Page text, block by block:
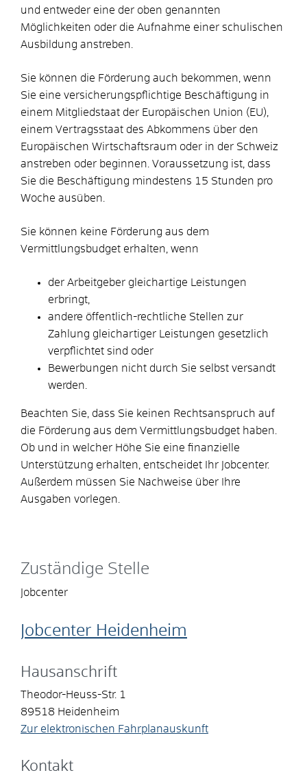
und entweder eine der oben genannten
Möglichkeiten oder die Aufnahme einer schulischen
Ausbildung anstreben.
Sie können die Förderung auch bekommen, wenn
Sie eine versicherungspflichtige Beschäftigung in
einem Mitgliedstaat der Europäischen Union (EU),
einem Vertragsstaat des Abkommens über den
Europäischen Wirtschaftsraum oder in der Schweiz
anstreben oder beginnen. Voraussetzung ist, dass
Sie die Beschäftigung mindestens 15 Stunden pro
Woche ausüben.
Sie können keine Förderung aus dem
Vermittlungsbudget erhalten, wenn
der Arbeitgeber gleichartige Leistungen
erbringt,
andere öffentlich-rechtliche Stellen zur
Zahlung gleichartiger Leistungen gesetzlich
verpflichtet sind oder
Bewerbungen nicht durch Sie selbst versandt
werden.
Beachten Sie, dass Sie keinen Rechtsanspruch auf
die Förderung aus dem Vermittlungsbudget haben.
Ob und in welcher Höhe Sie eine finanzielle
Unterstützung erhalten, entscheidet Ihr Jobcenter.
Außerdem müssen Sie Nachweise über Ihre
Ausgaben vorlegen.
Zuständige Stelle
Jobcenter
Jobcenter Heidenheim
Hausanschrift
Theodor-Heuss-Str. 1
89518 Heidenheim
Zur elektronischen Fahrplanauskunft
Kontakt